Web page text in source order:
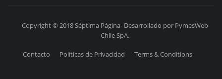
Copyright © 2018 Séptima Página- Desarrollado por PymesWeb
Chile SpA.
Contacto Políticas de Privacidad Terms & Conditions